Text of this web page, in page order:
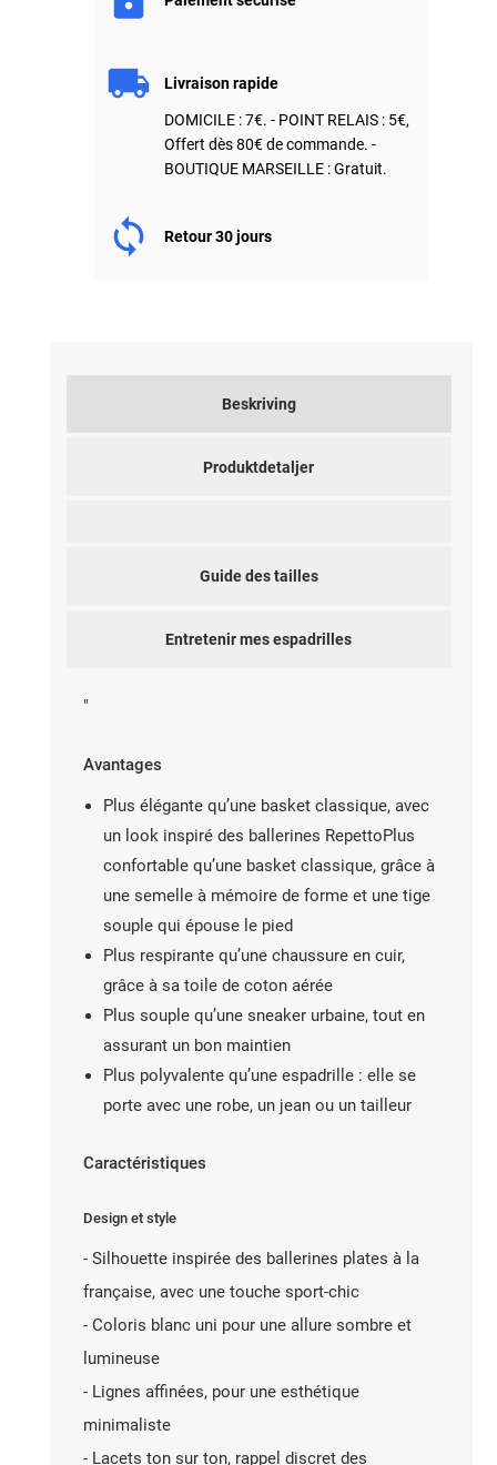
Livraison rapide
DOMICILE : 7€. - POINT RELAIS : 5€,
Offert dès 80€ de commande. -
BOUTIQUE MARSEILLE : Gratuit.
Retour 30 jours
Beskriving
Produktdetaljer
Guide des tailles
Entretenir mes espadrilles
"
Avantages
Plus élégante qu’une basket classique, avec
un look inspiré des ballerines RepettoPlus
confortable qu’une basket classique, grâce à
une semelle à mémoire de forme et une tige
souple qui épouse le pied
Plus respirante qu’une chaussure en cuir,
grâce à sa toile de coton aérée
Plus souple qu’une sneaker urbaine, tout en
assurant un bon maintien
Plus polyvalente qu’une espadrille : elle se
porte avec une robe, un jean ou un tailleur
Caractéristiques
Design et style
- Silhouette inspirée des ballerines plates à la
française, avec une touche sport-chic
- Coloris blanc uni pour une allure sombre et
lumineuse
- Lignes affinées, pour une esthétique
minimaliste
- Lacets ton sur ton, rappel discret des